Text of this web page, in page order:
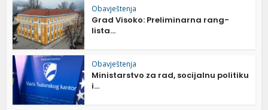
Obavještenja
Grad Visoko: Preliminarna rang-
lista...
Obavještenja
Ministarstvo za rad, socijalnu politiku
i...